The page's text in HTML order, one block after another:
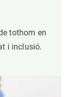
tothom en
i inclusió.